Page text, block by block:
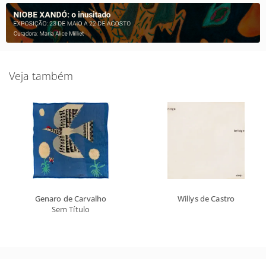
Veja também
Genaro de Carvalho
Sem Título
Willys de Castro